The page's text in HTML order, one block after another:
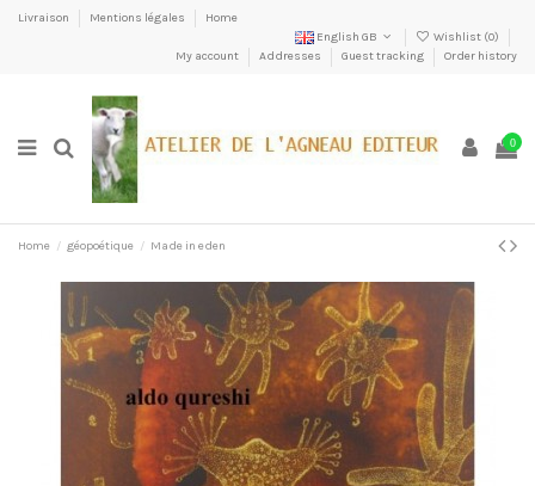
Livraison Mentions légales
Home
English GB
Wishlist (0)
My account
Addresses Guest tracking Order history
0
Home géopoétique Made in eden